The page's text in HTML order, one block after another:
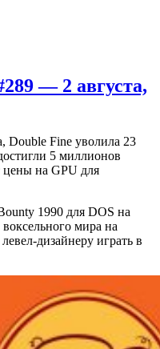
— 2 августа,
Double Fine уволила 23
5 миллионов
на GPU для
1990 для DOS на
мира на
дизайнеру играть в